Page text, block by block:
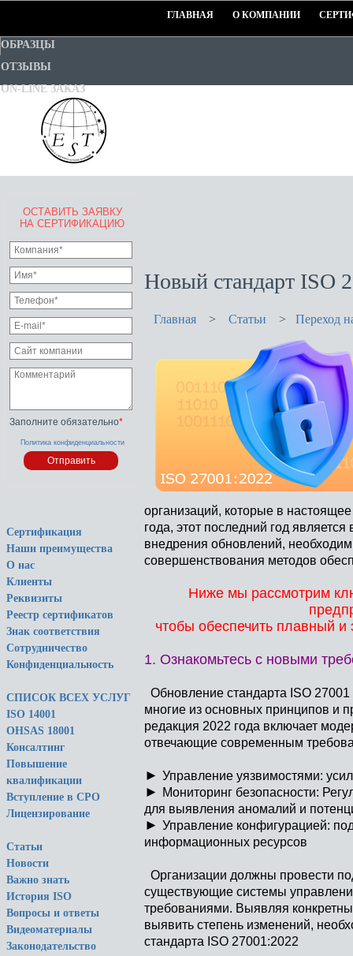
ГЛАВНАЯ О КОМПАНИИ
ОБРАЗЦЫ
ОТЗЫВЫ
ON-LINE ЗАКАЗ
ОСТАВИТЬ ЗАЯВКУ
НА СЕРТИФИКАЦИЮ
Заполните обязательно*
Политика конфиденциальности
Сертификация
Наши преимущества
О нас
Клиенты
Реквизиты
Реестр сертификатов
Знак соответствия
Сотрудничество
Конфиденциальность
СПИСОК ВСЕХ УСЛУГ
ISO 14001
OHSAS 18001
Консалтинг
Повышение
квалификации
Вступление в СРО
Лицензирование
Статьи
Новости
Важно знать
История ISO
Вопросы и ответы
Видеоматериалы
Законодательство
Новый стандарт ISO
Главная > Статьи > Переход
организаций, которые в
года, этот последний год
внедрения обновлений,
совершенствования методов
Ниже мы рассмотрим
чтобы обеспечить плавный
1. Ознакомьтесь с новыми
Обновление стандарта ISO
многие из основных принципов и
редакция 2022 года включает
отвечающие современным
► Управление уязвимостями:
►
Мониторинг безопасности:
для выявления аномалий и
► Управление конфигурацией:
информационных ресурсов
Организации должны провести
существующие системы
требованиями. Выявляя
выявить степень изменений,
стандарта ISO 27001:2022